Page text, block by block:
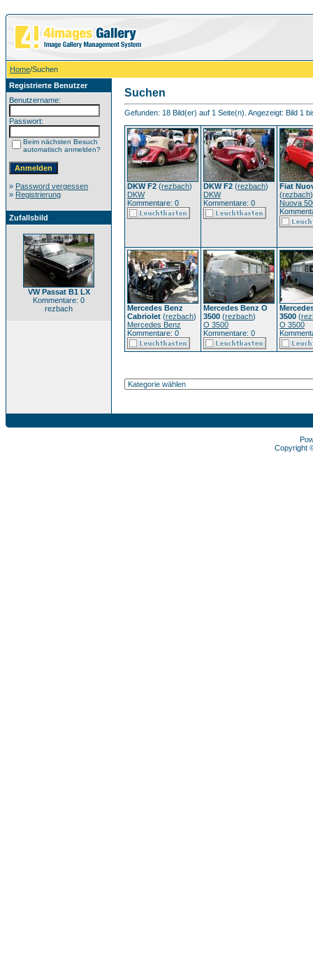
Home/Suchen
Registrierte Benutzer
Benutzername:
Passwort:
Beim nächsten Besuch
automatisch anmelden?
» Password vergessen
» Registrierung
Zufallsbild
VW Passat B1 LX
Kommentare: 0
rezbach
Suchen
Gefunden: 18 Bild(er) auf 1 Seite(n). Angezeigt: Bild 1
DKW F2 (rezbach)
DKW
Kommentare: 0
DKW F2 (rezbach)
DKW
Kommentare: 0
Fiat
(rezbach)
Nuova
Mercedes Benz
Cabriolet (rezbach)
Mercedes Benz
Kommentare: 0
Mercedes Benz O
3500 (rezbach)
O 3500
Kommentare: 0
3500 (
O 3500
Copyright